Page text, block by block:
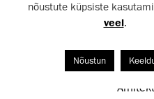
nõustute küpsiste
veel.
Nõustun